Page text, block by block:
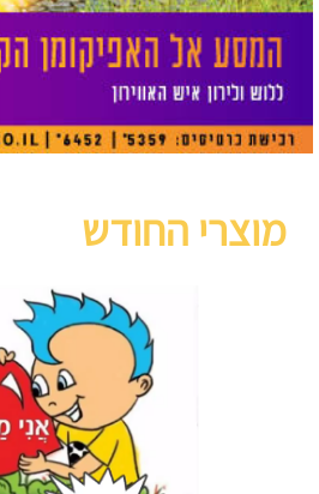
מוצרי החודש